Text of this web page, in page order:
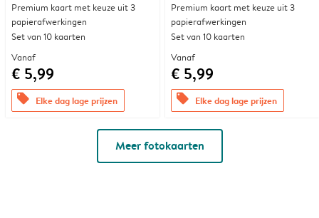
Premium kaart met keuze uit 3
papierafwerkingen
Set van 10 kaarten
Vanaf
€ 5,99
offers Elke dag lage prijzen
Premium kaart met keuze uit 3
papierafwerkingen
Set van 10 kaarten
Vanaf
€ 5,99
offers Elke dag lage prijzen
Meer fotokaarten